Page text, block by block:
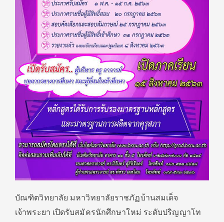
บัณฑิตวิทยาลัย มหาวิทยาลัยราชภัฏบ้านสมเด็จ
เจ้าพระยา เปิดรับสมัครนักศึกษาใหม่ ระดับปริญญาโท